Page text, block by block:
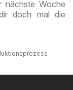
nächste Woche
doch mal die